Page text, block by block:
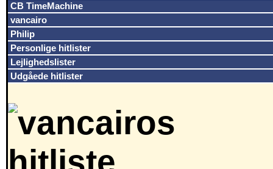
CB TimeMachine
vancairo
Philip
Personlige hitlister
Lejlighedslister
Udgåede hitlister